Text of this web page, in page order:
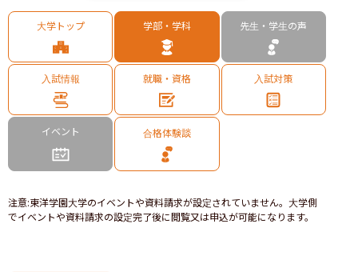
大学トップ 学部・学科 先生・学生の声
入試情報 就職・資格 入試対策
イベント 合格体験談
注意:東洋学園大学のイベントや資料請求が設定されていません。大学側
でイベントや資料請求の設定完了後に閲覧又は申込が可能になります。